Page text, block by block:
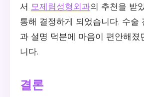
서 모제림성형외과의 추천을 받
통해 결정하게 되었습니다. 수술
과 설명 덕분에 마음이 편안해졌
니다.
결론